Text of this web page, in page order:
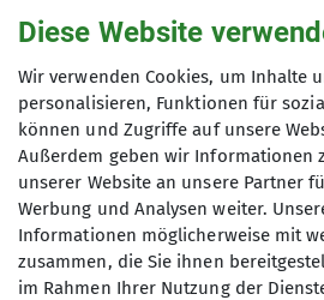
Ausfahrten,
mehrtägige Touren
Region als auch in den
Touren werden von
Guides oder sehr
Mountainbikern
Wir bieten ein
Tourenprogramm
Zeitraum von April bis
Zusätzlich ergänzen
Falls nötig, Bus- oder
Ofenpass ca. 15 - 20 €
Maximale Teilnehmeranzahl
7
Diese Website
Wir verwenden Cookies, um Inhalte
personalisieren, Funktionen für
können und Zugriffe auf unsere
Außerdem geben wir Informationen
unserer Website an unsere Partner
Werbung und Analysen weiter.
Informationen möglicherweise mit
zusammen, die Sie ihnen
im Rahmen Ihrer Nutzung der